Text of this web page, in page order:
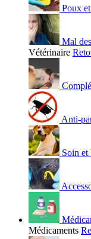
Poux
Mal
Vétérinaire
Anti-
Soin et
Médicaments